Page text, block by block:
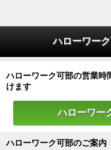
ハローワー
ハローワーク可部の営業時
けます
ハローワー
ハローワーク可部のご案内